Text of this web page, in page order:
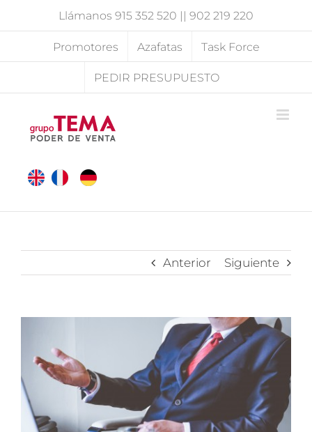
Llámanos 915 352 520 || 902 219 220
Promotores Azafatas Task Force
PEDIR PRESUPUESTO
Anterior Siguiente
más
grande